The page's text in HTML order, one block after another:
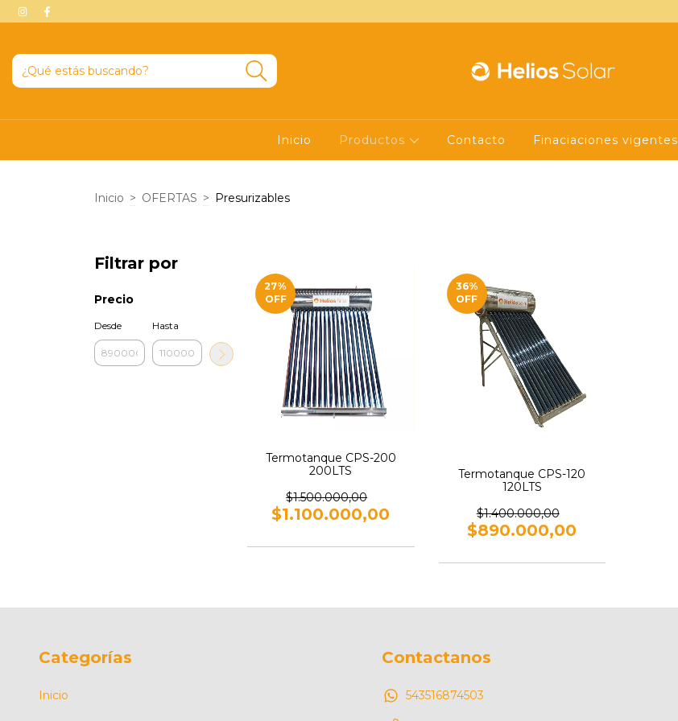
Inicio Productos Contacto Finaciaciones vigentes
Inicio > OFERTAS > Presurizables
Filtrar por
Precio
Desde Hasta
27%
OFF
Termotanque CPS-200
200LTS
$1.500.000,00
$1.100.000,00
36%
OFF
Termotanque CPS-120
120LTS
$1.400.000,00
$890.000,00
Categorías
Inicio
Contactanos
543516874503